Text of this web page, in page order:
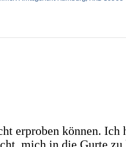
erproben können. Ich